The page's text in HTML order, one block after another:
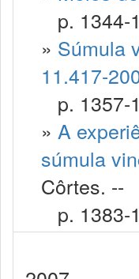
p. 1344-
» Súmula
11.417-
p. 1357-
» A
súmula
Côrtes. --
p. 1383-